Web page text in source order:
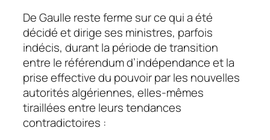
De Gaulle reste ferme sur ce qui a été
décidé et dirige ses ministres, parfois
indécis, durant la période de transition
entre le référendum d’indépendance et la
prise effective du pouvoir par les nouvelles
autorités algériennes, elles-mêmes
tiraillées entre leurs tendances
contradictoires :